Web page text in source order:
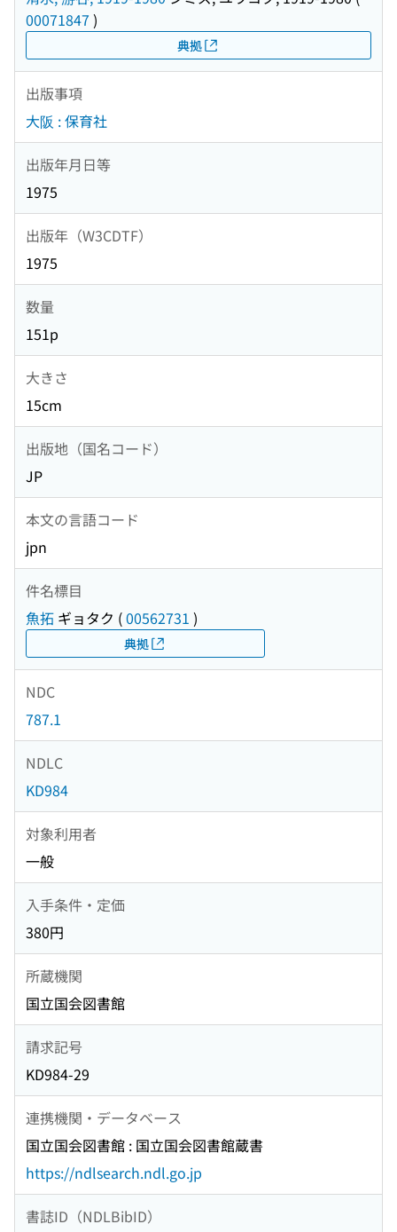
00071847 )
典拠
出版事項
大阪 : 保育社
出版年月日等
1975
出版年（W3CDTF）
1975
数量
151p
大きさ
15cm
出版地（国名コード）
JP
本文の言語コード
jpn
件名標目
魚拓 ギョタク (00562731 )
典拠
NDC
787.1
NDLC
KD984
対象利用者
一般
入手条件・定価
380円
所蔵機関
国立国会図書館
請求記号
KD984-29
連携機関・データベース
国立国会図書館 : 国立国会図書館蔵書
https://ndlsearch.ndl.go.jp
書誌ID（NDLBibID）